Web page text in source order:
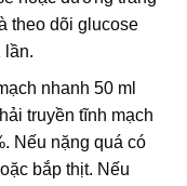
theo dõi glucose
lần.
nhanh 50 ml
truyền tĩnh mạch
Nếu nặng quá có
bắp thịt. Nếu